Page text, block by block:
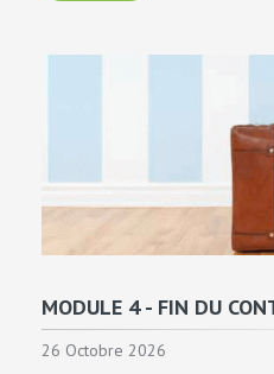
MODULE 4 - FIN DU
26 Octobre 2026